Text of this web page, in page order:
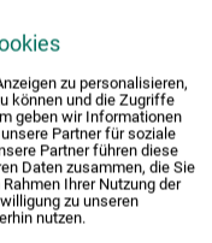
zu personalisieren,
können und die Zugriffe
geben wir Informationen
Partner für soziale
Partner führen diese
Daten zusammen, die Sie
Ihrer Nutzung der
zu unseren
nutzen.
sind.
Daten an Dritte (z.B.
gem.
die Abwicklung der